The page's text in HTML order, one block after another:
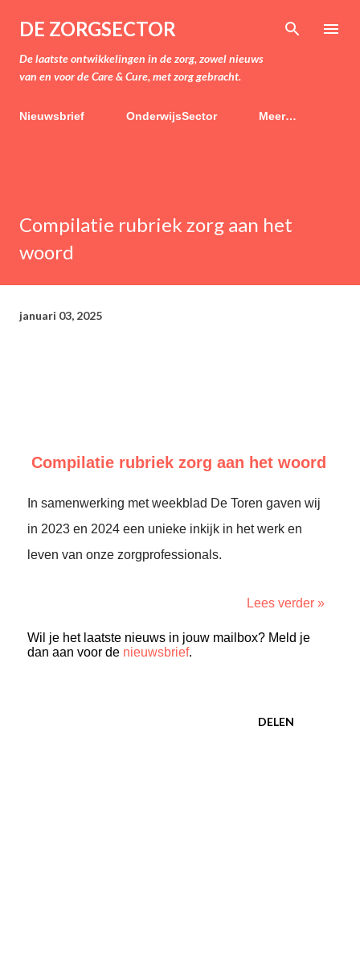
Doorgaan naar hoofdcontent
DE ZORGSECTOR
De laatste ontwikkelingen in de zorg, zowel nieuws
van en voor de Care & Cure, met zorg gebracht.
Nieuwsbrief OnderwijsSector Meer…
Compilatie rubriek zorg aan het
woord
januari 03, 2025
Compilatie rubriek zorg aan het woord
In samenwerking met weekblad De Toren gaven wij
in 2023 en 2024 een unieke inkijk in het werk en
leven van onze zorgprofessionals.
Lees verder »
Wil je het laatste nieuws in jouw mailbox? Meld je
dan aan voor de nieuwsbrief.
DELEN